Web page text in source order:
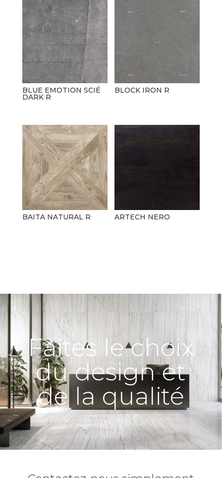
BLUE EMOTION SCIÉ
DARK R
BLOCK IRON R
BAITA NATURAL R ARTECH NERO
Faites le choix
du design et
de la qualité